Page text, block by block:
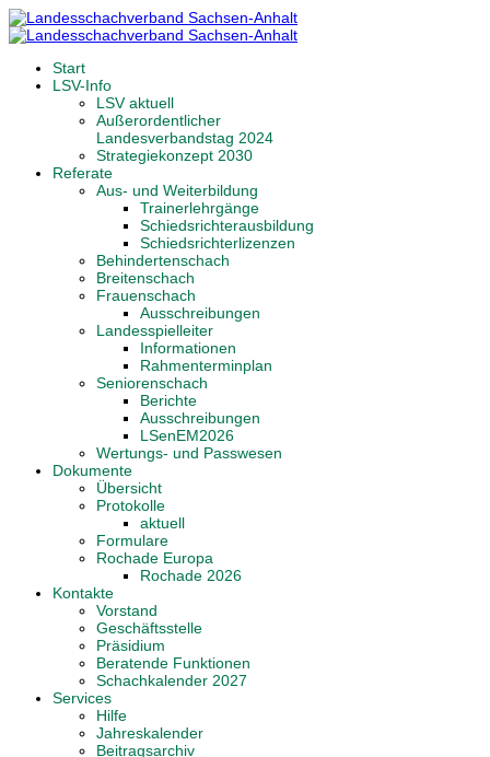
Start
LSV-Info
LSV aktuell
Außerordentlicher
Landesverbandstag 2024
Strategiekonzept 2030
Referate
Aus- und Weiterbildung
Trainerlehrgänge
Schiedsrichterausbildung
Schiedsrichterlizenzen
Behindertenschach
Breitenschach
Frauenschach
Ausschreibungen
Landesspielleiter
Informationen
Rahmenterminplan
Seniorenschach
Berichte
Ausschreibungen
LSenEM2026
Wertungs- und Passwesen
Dokumente
Übersicht
Protokolle
aktuell
Formulare
Rochade Europa
Rochade 2026
Kontakte
Vorstand
Geschäftsstelle
Präsidium
Beratende Funktionen
Schachkalender 2027
Services
Hilfe
Jahreskalender
Beitragsarchiv